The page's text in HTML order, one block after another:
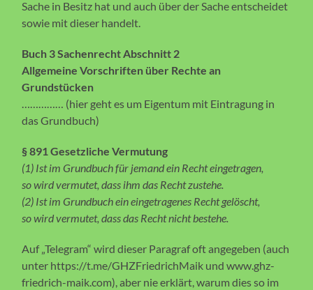
Sache in Besitz hat und auch über der Sache entscheidet
sowie mit dieser handelt.
Buch 3 Sachenrecht Abschnitt 2
Allgemeine Vorschriften über Rechte an
Grundstücken
…………… (hier geht es um Eigentum mit Eintragung in
das Grundbuch)
§ 891 Gesetzliche Vermutung
(1) Ist im Grundbuch für jemand ein Recht eingetragen,
so wird vermutet, dass ihm das Recht zustehe.
(2) Ist im Grundbuch ein eingetragenes Recht gelöscht,
so wird vermutet, dass das Recht nicht bestehe.
Auf „Telegram“ wird dieser Paragraf oft angegeben (auch
unter https://t.me/GHZFriedrichMaik und www.ghz-
friedrich-maik.com), aber nie erklärt, warum dies so im